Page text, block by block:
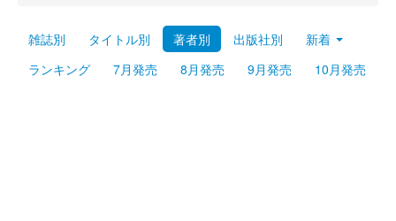
Myシェルフ
プレミアム
雑誌別 タイトル別 著者別 出版社別
新着
ランキング
7月発売 8月発売 9月発売 10月発売